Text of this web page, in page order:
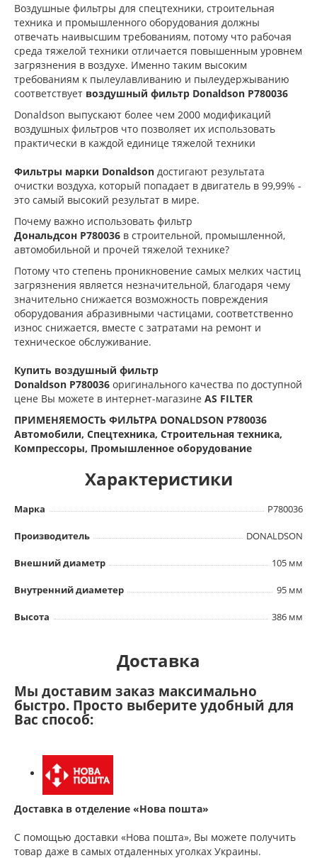
Воздушные фильтры для спецтехники, строительная
техника и промышленного оборудования должны
отвечать наивысшим требованиям, потому что рабочая
среда тяжелой техники отличается повышенным уровнем
загрязнения в воздухе. Именно таким высоким
требованиям к пылеулавливанию и пылеудержыванию
соответствует воздушный фильтр Donaldson P780036
Donaldson выпускают более чем 2000 модификаций
воздушных фильтров что позволяет их использовать
практически в каждой единице тяжелой техники
Фильтры марки Donaldson достигают результата
очистки воздуха, который попадает в двигатель в 99,99% -
это самый высокий результат в мире.
Почему важно использовать фильтр
Дональдсон P780036 в строительной, промышленной,
автомобильной и прочей тяжелой технике?
Потому что степень проникновение самых мелких частиц
загрязнения является незначительной, благодаря чему
значительно снижается возможность повреждения
оборудования абразивными частицами, соответственно
износ снижается, вместе с затратами на ремонт и
техническое обслуживание.
Купить воздушный фильтр
Donaldson P780036 оригинального качества по доступной
цене Вы можете в интернет-магазине AS FILTER
ПРИМЕНЯЕМОСТЬ ФИЛЬТРА DONALDSON P780036
Автомобили, Спецтехника, Строительная техника,
Компрессоры, Промышленное оборудование
Характеристики
Марка P780036
Производитель DONALDSON
Внешний диаметр 105 мм
Внутренний диаметер 95 мм
Высота 386 мм
Доставка
Мы доставим заказ максимально
быстро. Просто выберите удобный для
Вас способ:
Доставка в отделение «Нова пошта»
С помощью доставки «Нова пошта», Вы можете получить
товар даже в самых отдаленных уголках Украины.